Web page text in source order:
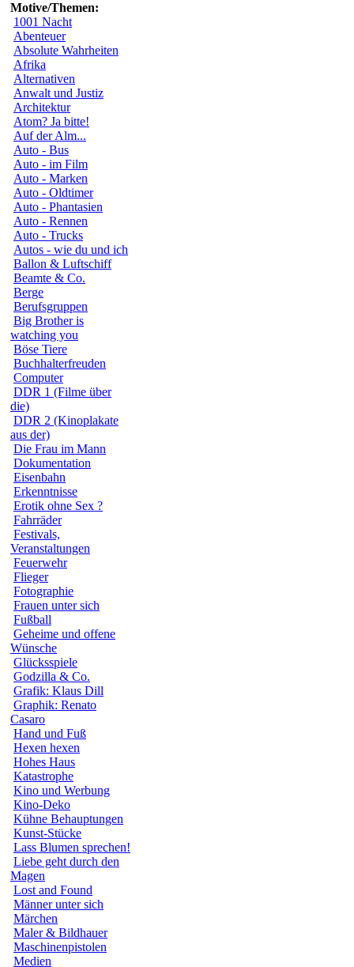
Motive/Themen:
1001 Nacht
Abenteuer
Absolute Wahrheiten
Afrika
Alternativen
Anwalt und Justiz
Architektur
Atom? Ja bitte!
Auf der Alm...
Auto - Bus
Auto - im Film
Auto - Marken
Auto - Oldtimer
Auto - Phantasien
Auto - Rennen
Auto - Trucks
Autos - wie du und ich
Ballon & Luftschiff
Beamte & Co.
Berge
Berufsgruppen
Big Brother is
watching you
Böse Tiere
Buchhalterfreuden
Computer
DDR 1 (Filme über
die)
DDR 2 (Kinoplakate
aus der)
Die Frau im Mann
Dokumentation
Eisenbahn
Erkenntnisse
Erotik ohne Sex ?
Fahrräder
Festivals,
Veranstaltungen
Feuerwehr
Flieger
Fotographie
Frauen unter sich
Fußball
Geheime und offene
Wünsche
Glücksspiele
Godzilla & Co.
Grafik: Klaus Dill
Graphik: Renato
Casaro
Hand und Fuß
Hexen hexen
Hohes Haus
Katastrophe
Kino und Werbung
Kino-Deko
Kühne Behauptungen
Kunst-Stücke
Lass Blumen sprechen!
Liebe geht durch den
Magen
Lost and Found
Männer unter sich
Märchen
Maler & Bildhauer
Maschinenpistolen
Medien